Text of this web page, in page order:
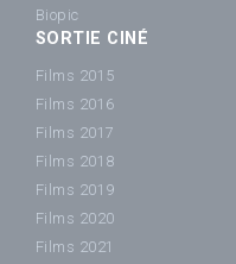
Biopic
SORTIE CINÉ
Films 2015
Films 2016
Films 2017
Films 2018
Films 2019
Films 2020
Films 2021